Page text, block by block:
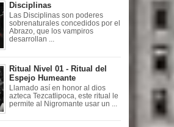
Disciplinas
Las Disciplinas son poderes
sobrenaturales concedidos por el
Abrazo, que los vampiros
desarrollan ...
Ritual Nivel 01 - Ritual del
Espejo Humeante
Llamado así en honor al dios
azteca Tezcatlipoca, este ritual le
permite al Nigromante usar un ...